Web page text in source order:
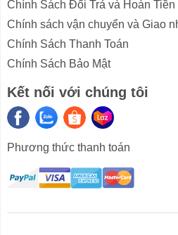
giỏ phía dưới.
Ngăn ở giữa, được thiết kế để
kích thước nhỏ như ly, cốc, bát,
của ngăn này có thể tùy chỉnh
xe bên hông giỏ nhờ đó tạo
khác nhau.
đồ dùng lớn hơn như chảo, nồi,
Xem thêm cách sắp xếp chén
Chính Sách Đổi Trả và Hoàn Tiền
Chính sách vận chuyển và Giao
Chính Sách Thanh Toán
Chính Sách Bảo Mật
Kết nối với chúng tôi
Phương thức thanh toán